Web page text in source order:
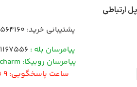
پل ارتباطی
پشتیبانی خرید:
پیامرسان بله :
پیامرسان روبیکا: Mr_charm@
ساعت پاسخگویی: 9 تا 18